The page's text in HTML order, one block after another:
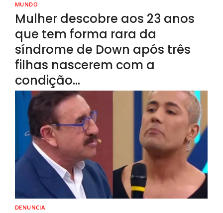
MUNDO
Mulher descobre aos 23 anos
que tem forma rara da
síndrome de Down após três
filhas nascerem com a
condição…
DENUNCIA